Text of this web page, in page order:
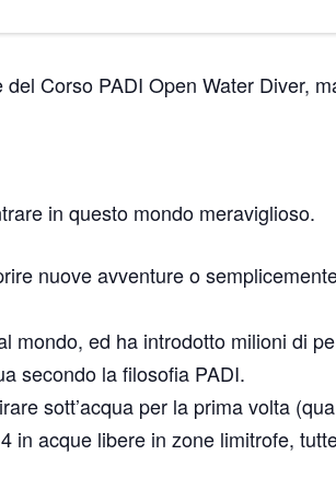
Corso PADI Open Water Diver,
in questo mondo meraviglioso.
nuove avventure o
ed ha introdotto milioni di
secondo la filosofia PADI.
sott’acqua per la prima volta
in acque libere in zone limitrofe,